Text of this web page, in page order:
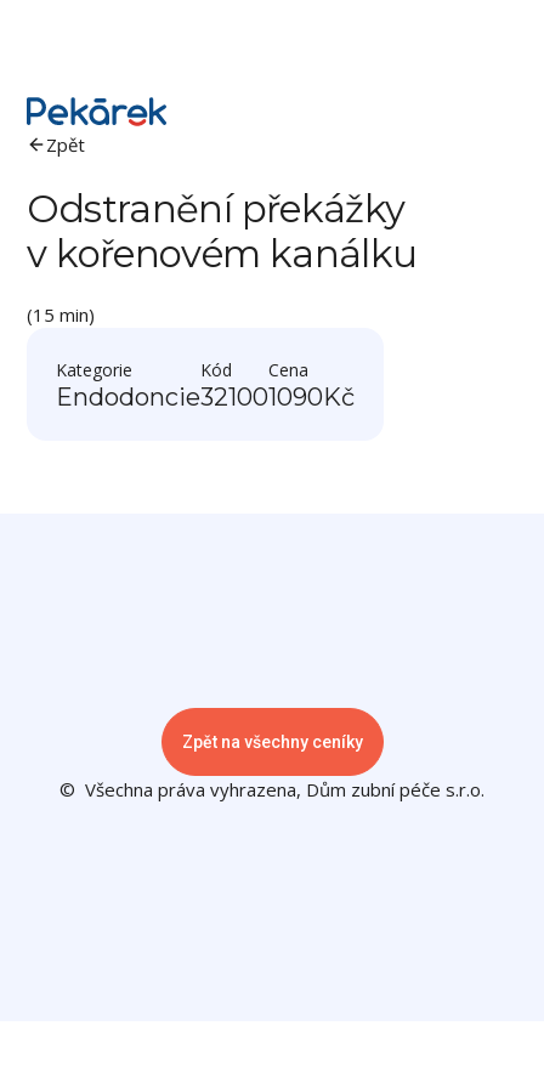
Zpět
Odstranění překážky
v kořenovém kanálku
(15 min)
Kategorie
Endodoncie
Kód
32100
Cena
1090Kč
Zpět na všechny ceníky
© Všechna práva vyhrazena, Dům zubní péče s.r.o.